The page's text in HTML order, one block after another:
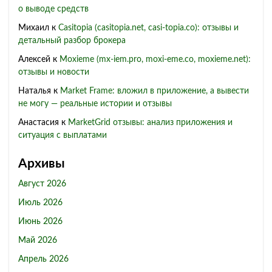
о выводе средств
Михаил к Casitopia (casitopia.net, casi-topia.co): отзывы и
детальный разбор брокера
Алексей к Moxieme (mx-iem.pro, moxi-eme.co, moxieme.net):
отзывы и новости
Наталья к Market Frame: вложил в приложение, а вывести
не могу — реальные истории и отзывы
Анастасия к MarketGrid отзывы: анализ приложения и
ситуация с выплатами
Архивы
Август 2026
Июль 2026
Июнь 2026
Май 2026
Апрель 2026